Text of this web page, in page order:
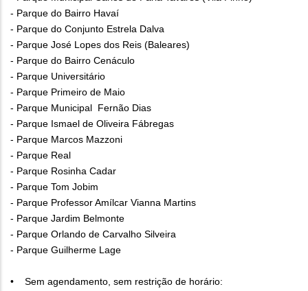
- Parque do Bairro Havaí
- Parque do Conjunto Estrela Dalva
- Parque José Lopes dos Reis (Baleares)
- Parque do Bairro Cenáculo
- Parque Universitário
- Parque Primeiro de Maio
- Parque Municipal Fernão Dias
- Parque Ismael de Oliveira Fábregas
- Parque Marcos Mazzoni
- Parque Real
- Parque Rosinha Cadar
- Parque Tom Jobim
- Parque Professor Amílcar Vianna Martins
- Parque Jardim Belmonte
- Parque Orlando de Carvalho Silveira
- Parque Guilherme Lage
• Sem agendamento, sem restrição de horário: